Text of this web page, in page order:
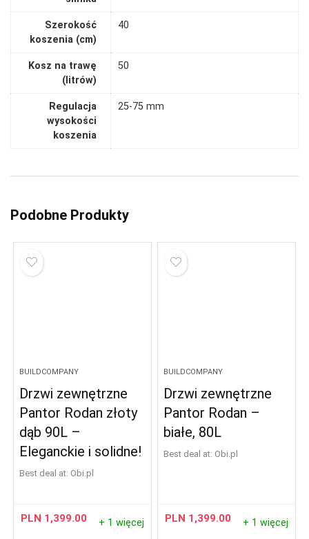
Szerokość
koszenia (cm)
40
Kosz na trawę
(litrów)
50
Regulacja
wysokości
koszenia
25-75 mm
Podobne Produkty
BUILDCOMPANY
Drzwi zewnętrzne
Pantor Rodan złoty
dąb 90L –
Eleganckie i solidne!
Best deal at: obi.pl
PLN 1,399.00 + 1 więcej
BUILDCOMPANY
Drzwi zewnętrzne
Pantor Rodan –
białe, 80L
Best deal at: obi.pl
PLN 1,399.00 + 1 więcej